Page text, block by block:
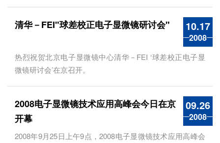
10.17
2008
清华－FEI"球差校正电子显微镜研讨会"
热烈祝贺北京电子显微镜中心清华－FEI ‘球差校正电子显
微镜研讨会’在京召开。
09.26
2008
2008电子显微镜技术应用高峰会今日在京
开幕
2008年9月25日上午9点，2008电子显微镜技术应用高峰会